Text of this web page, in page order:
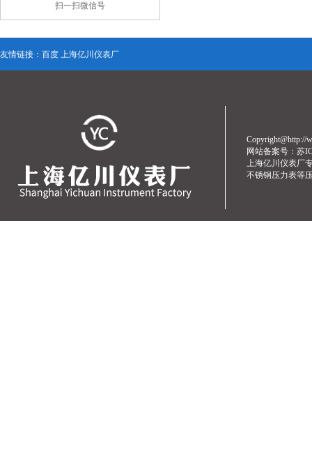
扫一扫微信号
友情链接： 百度 上海亿川仪表厂
Copyright@http://
网站备案号： 苏
上海亿川仪表厂
不锈钢压力表等